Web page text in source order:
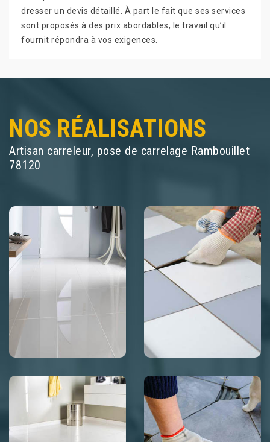
dresser un devis détaillé. À part le fait que ses services
sont proposés à des prix abordables, le travail qu’il
fournit répondra à vos exigences.
NOS RÉALISATIONS
Artisan carreleur, pose de carrelage Rambouillet
78120